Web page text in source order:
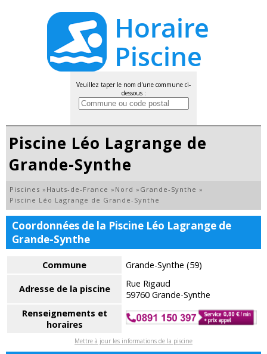
Veuillez taper le nom d'une commune ci-
dessous :
Piscine Léo Lagrange de
Grande-Synthe
Piscines » Hauts-de-France » Nord » Grande-Synthe »
Piscine Léo Lagrange de Grande-Synthe
Coordonnées de la Piscine Léo Lagrange de
Grande-Synthe
Commune Grande-Synthe (59)
Adresse de la piscine
Rue Rigaud
59760 Grande-Synthe
Renseignements et
horaires
Mettre à jour les informations de la piscine